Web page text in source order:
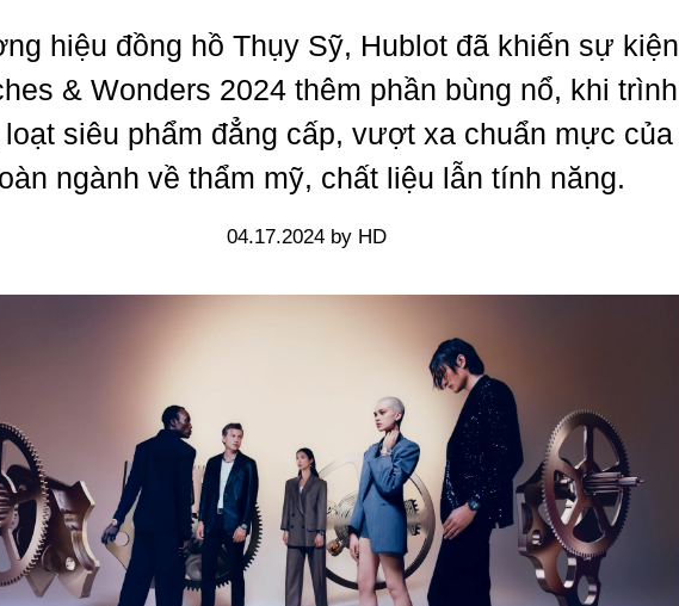
hiệu đồng hồ Thụy Sỹ, Hublot đã khiến sự kiện
& Wonders 2024 thêm phần bùng nổ, khi trình
loạt siêu phẩm đẳng cấp, vượt xa chuẩn mực của
ngành về thẩm mỹ, chất liệu lẫn tính năng.
04.17.2024 by HD